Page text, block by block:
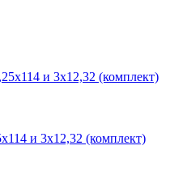
и 3х12,32 (комплект)